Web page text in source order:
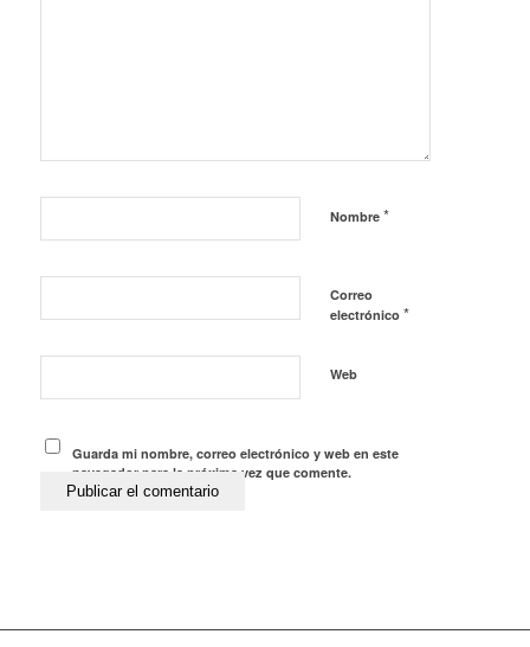
Nombre *
Correo
electrónico *
Web
Guarda mi nombre, correo electrónico y web en este
navegador para la próxima vez que comente.